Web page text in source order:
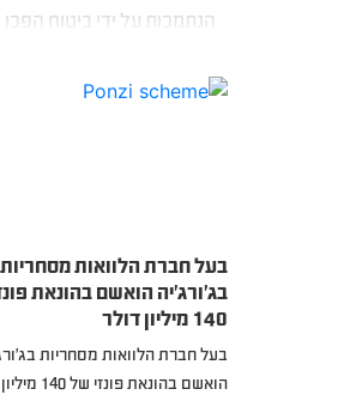
הנתמכות על ידי ביטוח
בנקים גלובליים.
בעל חברת הלוואות מסחריות
בג’ורג’יה הואשם בהונאת
140 מיליון דולר
בעל חברת הלוואות מסחריות
הואשם בהונאת